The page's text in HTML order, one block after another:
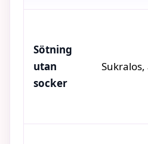
Sötning
utan
socker